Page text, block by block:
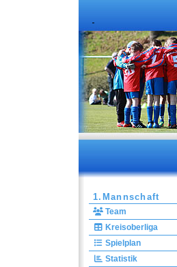
1.Mannschaft
Team
Kreisoberliga
Spielplan
Statistik